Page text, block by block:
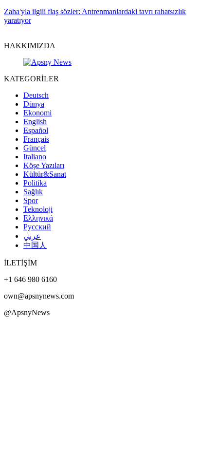
Zaha'yla ilgili flaş sözler: Antrenmanlardaki tavrı rahatsızlık
yaratıyor
HAKKIMIZDA
KATEGORİLER
Deutsch
Dünya
Ekonomi
English
Español
Français
Güncel
Italiano
Köşe Yazıları
Kültür&Sanat
Politika
Sağlık
Spor
Teknoloji
Ελληνικά
Русский
عربي
中国人
İLETİŞİM
+1 646 980 6160
own@apsnynews.com
@ApsnyNews